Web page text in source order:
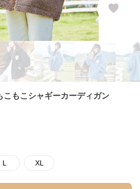
こもこシャギーカーディガン
L XL